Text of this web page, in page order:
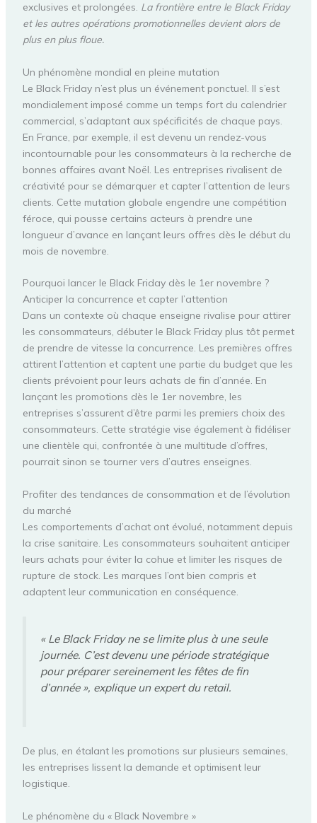
exclusives et prolongées. La frontière entre le Black Friday
et les autres opérations promotionnelles devient alors de
plus en plus floue.
Un phénomène mondial en pleine mutation
Le Black Friday n’est plus un événement ponctuel. Il s’est
mondialement imposé comme un temps fort du calendrier
commercial, s’adaptant aux spécificités de chaque pays.
En France, par exemple, il est devenu un rendez-vous
incontournable pour les consommateurs à la recherche de
bonnes affaires avant Noël. Les entreprises rivalisent de
créativité pour se démarquer et capter l’attention de leurs
clients. Cette mutation globale engendre une compétition
féroce, qui pousse certains acteurs à prendre une
longueur d’avance en lançant leurs offres dès le début du
mois de novembre.
Pourquoi lancer le Black Friday dès le 1er novembre ?
Anticiper la concurrence et capter l’attention
Dans un contexte où chaque enseigne rivalise pour attirer
les consommateurs, débuter le Black Friday plus tôt permet
de prendre de vitesse la concurrence. Les premières offres
attirent l’attention et captent une partie du budget que les
clients prévoient pour leurs achats de fin d’année. En
lançant les promotions dès le 1er novembre, les
entreprises s’assurent d’être parmi les premiers choix des
consommateurs. Cette stratégie vise également à fidéliser
une clientèle qui, confrontée à une multitude d’offres,
pourrait sinon se tourner vers d’autres enseignes.
Profiter des tendances de consommation et de l’évolution
du marché
Les comportements d’achat ont évolué, notamment depuis
la crise sanitaire. Les consommateurs souhaitent anticiper
leurs achats pour éviter la cohue et limiter les risques de
rupture de stock. Les marques l’ont bien compris et
adaptent leur communication en conséquence.
« Le Black Friday ne se limite plus à une seule
journée. C’est devenu une période stratégique
pour préparer sereinement les fêtes de fin
d’année », explique un expert du retail.
De plus, en étalant les promotions sur plusieurs semaines,
les entreprises lissent la demande et optimisent leur
logistique.
Le phénomène du « Black Novembre »